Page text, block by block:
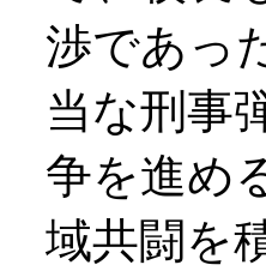
渉であっ
当な刑事
争を進め
域共闘を